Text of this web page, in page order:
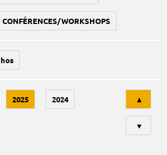
CONFÉRENCES/WORKSHOPS
2025 2024 ▲
▼